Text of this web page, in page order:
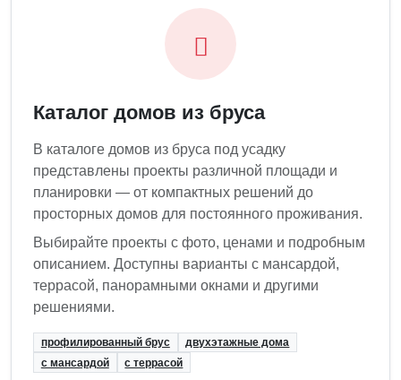
Каталог домов из бруса
В каталоге домов из бруса под усадку
представлены проекты различной площади и
планировки — от компактных решений до
просторных домов для постоянного проживания.
Выбирайте проекты с фото, ценами и подробным
описанием. Доступны варианты с мансардой,
террасой, панорамными окнами и другими
решениями.
профилированный брус
двухэтажные дома
с мансардой
с террасой